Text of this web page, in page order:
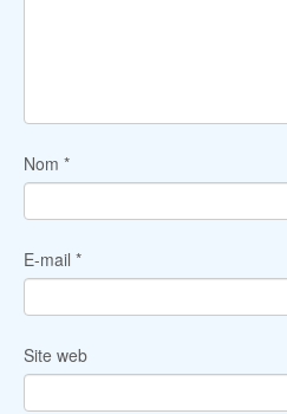
Nom *
E-mail *
Site web